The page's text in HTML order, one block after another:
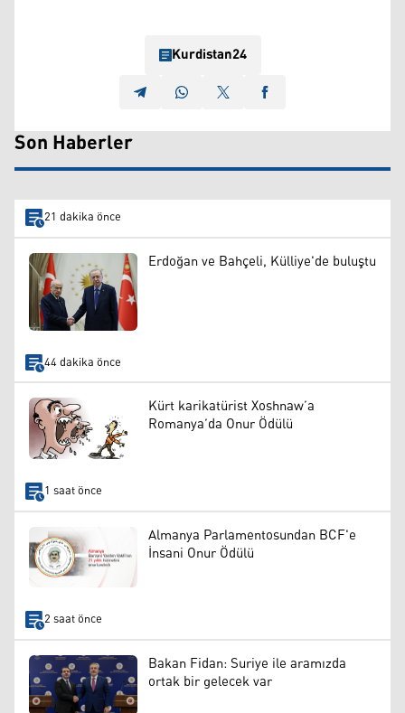
Kurdistan24
Son Haberler
21 dakika önce
Erdoğan ve Bahçeli, Külliye'de buluştu
44 dakika önce
Kürt karikatürist Xoshnaw’a
Romanya’da Onur Ödülü
1 saat önce
Almanya Parlamentosundan BCF'e
İnsani Onur Ödülü
2 saat önce
Bakan Fidan: Suriye ile aramızda
ortak bir gelecek var